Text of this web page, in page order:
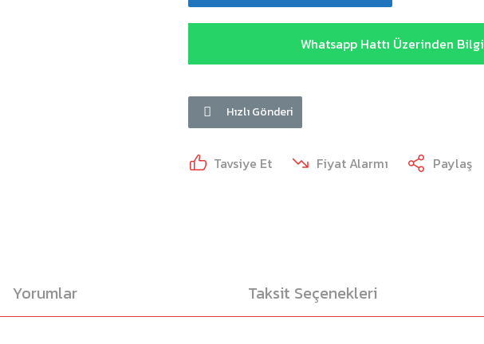
Whatsapp Hattı Üzerinden Bilgi
Hızlı Gönderi
Tavsiye Et Fiyat Alarmı Paylaş
Yorumlar Taksit Seçenekleri